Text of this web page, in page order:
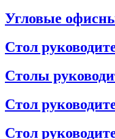
Угловые
Стол
Столы
Стол
Стол